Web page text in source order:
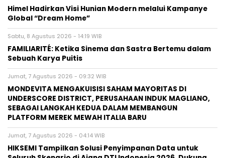
Himel Hadirkan Visi Hunian Modern melalui Kampanye
Global “Dream Home”
Sabtu, 8 Agustus 2026 - 14:19 WIB
FAMILIARITÉ: Ketika Sinema dan Sastra Bertemu dalam
Sebuah Karya Puitis
Jumat, 7 Agustus 2026 - 09:32 WIB
MONDEVITA MENGAKUISISI SAHAM MAYORITAS DI
UNDERSCORE DISTRICT, PERUSAHAAN INDUK MAGLIANO,
SEBAGAI LANGKAH KEDUA DALAM MEMBANGUN
PLATFORM MEREK MEWAH ITALIA BARU
Jumat, 7 Agustus 2026 - 04:14 WIB
HIKSEMI Tampilkan Solusi Penyimpanan Data untuk